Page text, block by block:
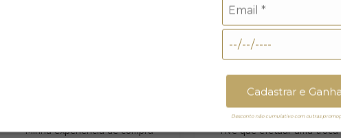
Cadastrar e
Desconto não cumulativo com outras
Minha experiência de compra
Tive que efetuar uma troca